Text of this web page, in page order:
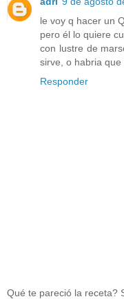
le voy q hacer un
pero él lo quiere
con lustre de
sirve, o habria
Responder
Qué te pareció la receta?